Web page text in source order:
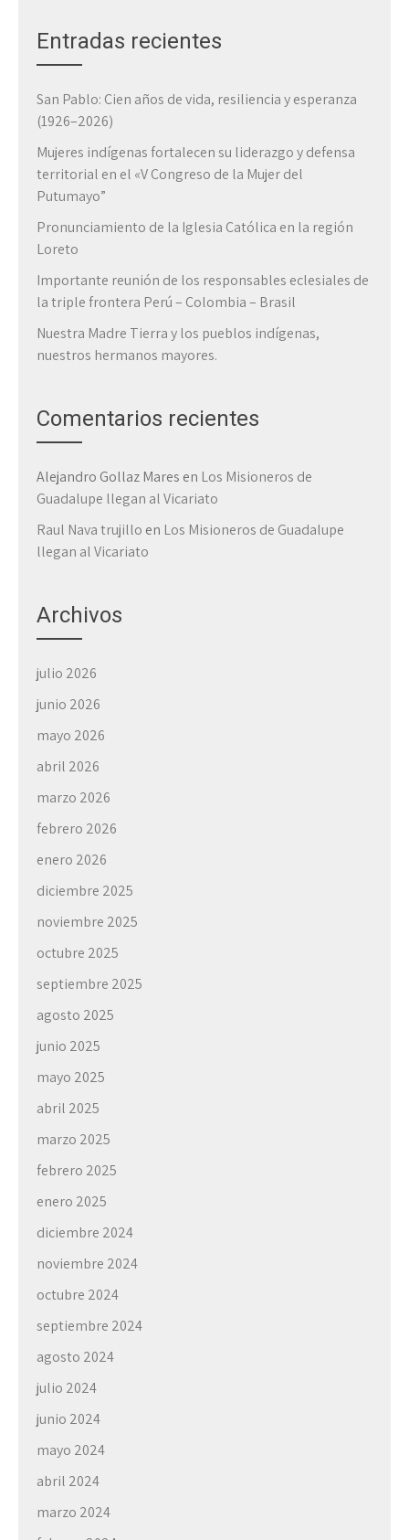
Entradas recientes
San Pablo: Cien años de vida, resiliencia y esperanza
(1926–2026)
Mujeres indígenas fortalecen su liderazgo y defensa
territorial en el «V Congreso de la Mujer del
Putumayo”
Pronunciamiento de la Iglesia Católica en la región
Loreto
Importante reunión de los responsables eclesiales de
la triple frontera Perú – Colombia – Brasil
Nuestra Madre Tierra y los pueblos indígenas,
nuestros hermanos mayores.
Comentarios recientes
Alejandro Gollaz Mares en Los Misioneros de
Guadalupe llegan al Vicariato
Raul Nava trujillo en Los Misioneros de Guadalupe
llegan al Vicariato
Archivos
julio 2026
junio 2026
mayo 2026
abril 2026
marzo 2026
febrero 2026
enero 2026
diciembre 2025
noviembre 2025
octubre 2025
septiembre 2025
agosto 2025
junio 2025
mayo 2025
abril 2025
marzo 2025
febrero 2025
enero 2025
diciembre 2024
noviembre 2024
octubre 2024
septiembre 2024
agosto 2024
julio 2024
junio 2024
mayo 2024
abril 2024
marzo 2024